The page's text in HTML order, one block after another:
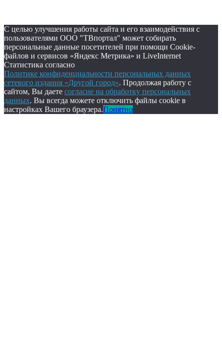
С целью улучшения работы сайта и его взаимодействия с
пользователями ООО "ТВпортал" может собирать
персональные данные посетителей при помощи Cookie-
файлов и сервисов «Яндекс Метрика» и LiveInternet
Статистика согласно
Политике конфиденциальности персональных данных
сетевого издания «Другой город». Продолжая работу с
сайтом, Вы даете согласие на обработку персональных
данных. Вы всегда можете отключить файлы cookie в
настройках Вашего браузера.Понятно